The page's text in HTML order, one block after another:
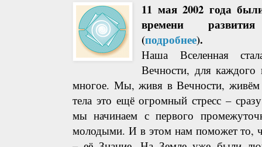
11 мая 2002 года
времени
(подробнее).
Наша Вселенная
Вечности, для каждого
многое. Мы, живя в Вечности,
тела это ещё огромный стресс –
мы начинаем с первого
молодыми. И в этом нам поможет то,